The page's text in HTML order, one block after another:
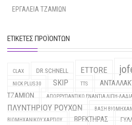
ΕΡΓΑΛΕΙΑ ΤΖΑΜΙΩΝ
ΕΤΙΚΈΤΕΣ ΠΡΟΪΌΝΤΩΝ
CLAX DR.SCHNELL ETTORE
NICK PLUS 30 SKIP TTS
ΤΖΑΜΙΩΝ
ΑΠΟΡΡΥΠΑΝΤΙΚΟ ΕΝΑΝΤΙΑ ΛΙΠΗ-
ΠΛΥΝΤΗΡΙΟΥ ΡΟΥΧΩΝ
ΒΑΣΗ
ΒΙΟΜΗΧΑΝΙΚΟΥ ΧΑΡΤΙΟΥ
ΒΡΕΚΤΗΡΑΣ